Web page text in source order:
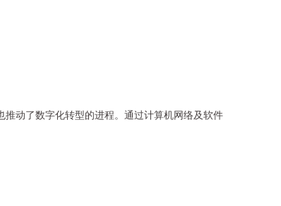
动了数字化转型的进程。通过计算机网络及软件